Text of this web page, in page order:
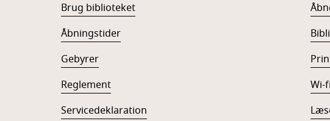
Brug biblioteket
Åbningstider
Gebyrer
Reglement
Servicedeklaration
Wi-